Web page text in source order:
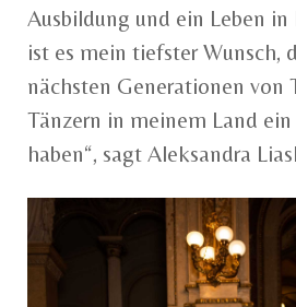
Ausbildung und ein Leben in
ist es mein tiefster Wunsch,
nächsten Generationen von
Tänzern in meinem Land
haben“, sagt Aleksandra